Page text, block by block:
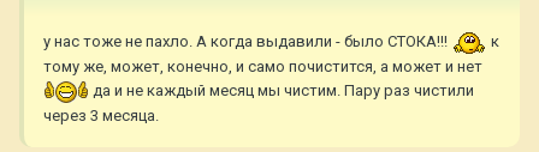
у нас тоже не пахло. А когда выдавили - было СТОКА!!!
к
тому же, может, конечно, и само почистится, а может и нет
да и не каждый месяц мы чистим. Пару раз чистили
через 3 месяца.